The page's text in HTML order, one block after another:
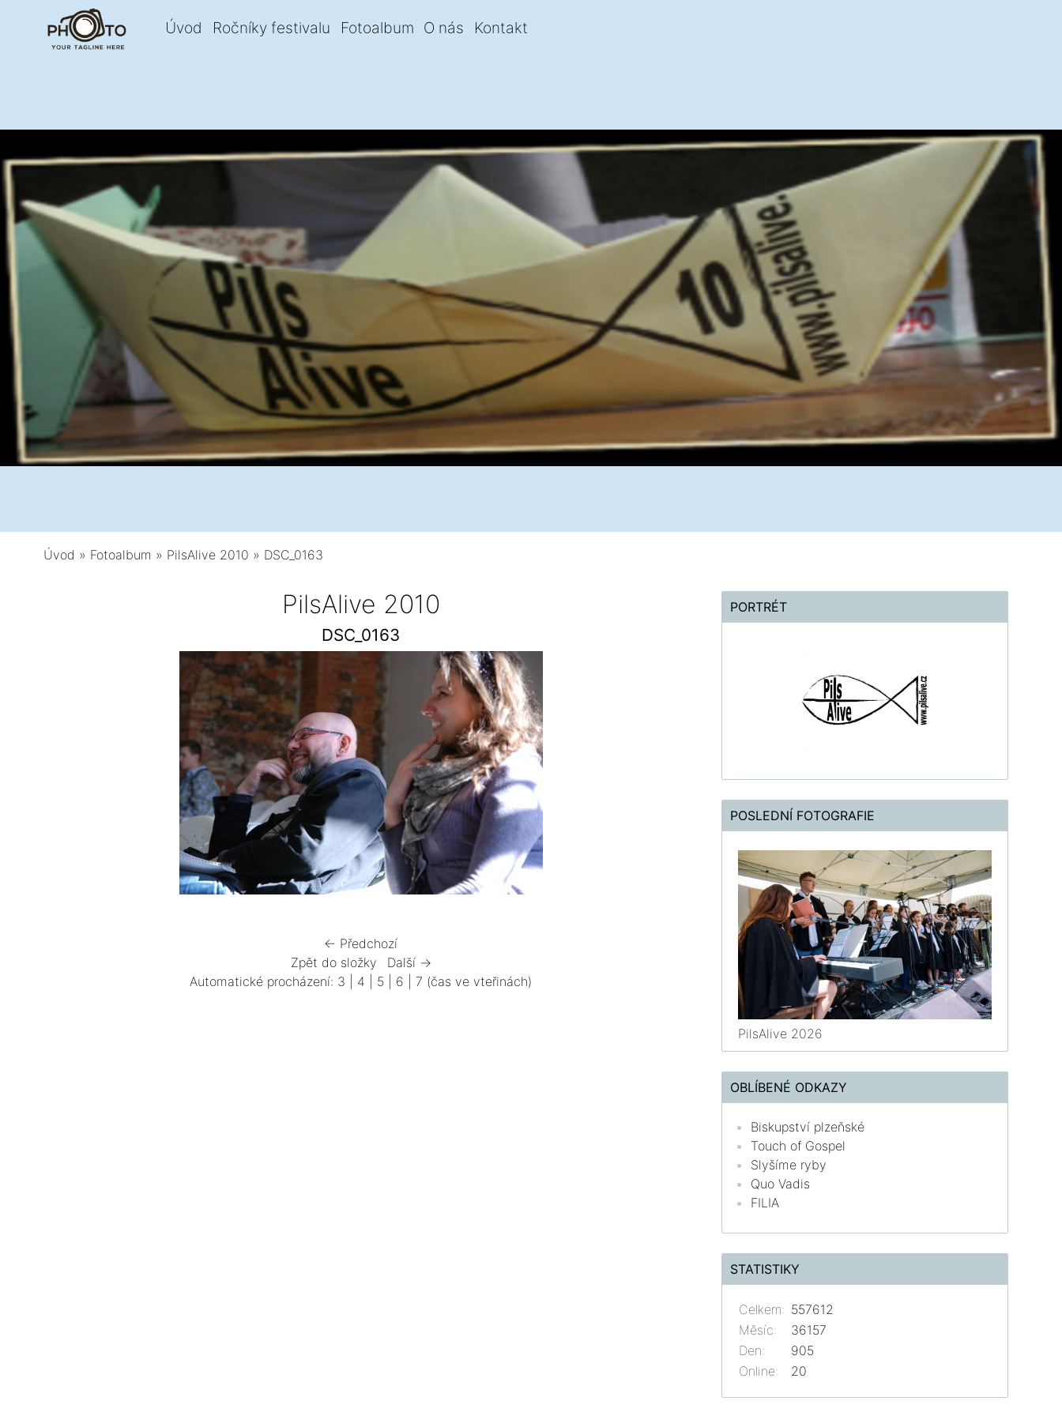
Úvod Ročníky festivalu Fotoalbum O nás Kontakt
Úvod » Fotoalbum » PilsAlive 2010 » DSC_0163
PilsAlive 2010
DSC_0163
← Předchozí
Zpět do složky
Další →
Automatické procházení: 3 4 5 6 7 (čas ve vteřinách)
PORTRÉT
POSLEDNÍ FOTOGRAFIE
PilsAlive 2026
OBLÍBENÉ ODKAZY
Biskupství plzeňské
Touch of Gospel
Slyšíme ryby
Quo Vadis
FILIA
STATISTIKY
Online: 20
Celkem: 557612
Měsíc:
36157
Den:
905